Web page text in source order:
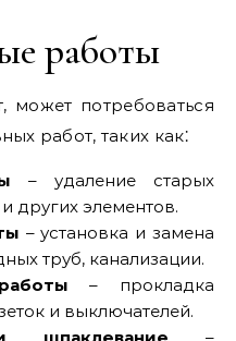
работы
потребоваться
работ, таких как⁚
– удаление старых
других элементов.
– установка и замена
труб, канализации.
– прокладка
и выключателей.